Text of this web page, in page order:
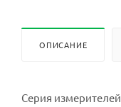
ОПИСАНИЕ
Серия